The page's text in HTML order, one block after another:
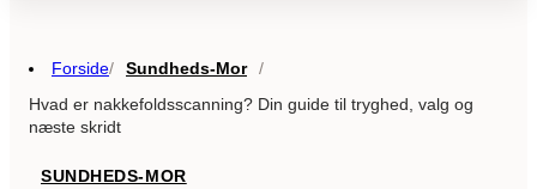
Forside/ Sundheds-Mor
/
Hvad er nakkefoldsscanning? Din guide til tryghed, valg og
næste skridt
SUNDHEDS-MOR